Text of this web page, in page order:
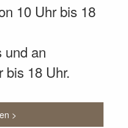
10 Uhr bis 18
und an
bis 18 Uhr.
>